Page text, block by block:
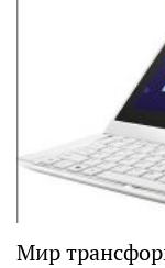
Мир